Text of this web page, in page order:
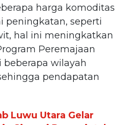
harga komoditas
peningkatan, seperti
hal ini meningkatkan
Peremajaan
beberapa wilayah
pendapatan
Luwu Utara Gelar